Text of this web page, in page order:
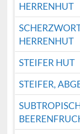
HERRENHUT
HERRENHUT
STEIFER HUT
STEIFER,